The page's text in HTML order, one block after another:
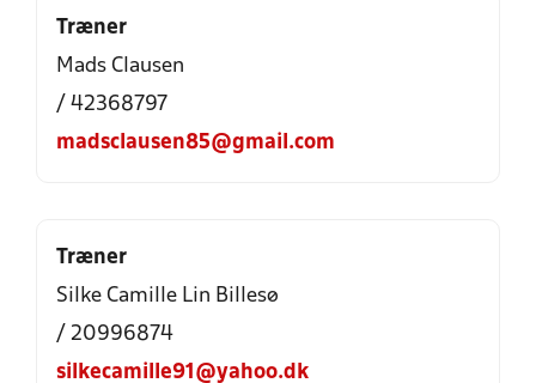
Træner
Mads Clausen
/ 42368797
madsclausen85@gmail.com
Træner
Silke Camille Lin Billesø
/ 20996874
silkecamille91@yahoo.dk